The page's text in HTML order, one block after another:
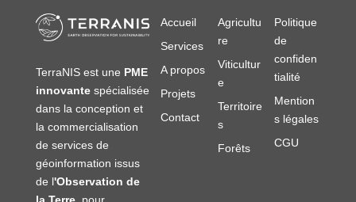
TerraNIS est une PME
innovantespécialisée
dans la conception et
la commercialisation
de services de
géoinformation issus
de l'Observation de
Accueil
Services
A propos
Projets
Contact
Agricultu
re
Viticultur
e
Territoire
s
Forêts
Politique
de
confiden
tialité
Mention
s légales
CGU